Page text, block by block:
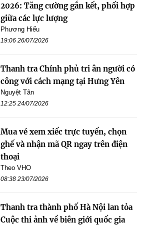
2026: Tăng cường gắn kết, phối hợp
giữa các lực lượng
Phương Hiếu
19:06 26/07/2026
Thanh tra Chính phủ tri ân người có
công với cách mạng tại Hưng Yên
Nguyệt Tân
12:25 24/07/2026
Mua vé xem xiếc trực tuyến, chọn
ghế và nhận mã QR ngay trên điện
thoại
Theo VHO
08:38 23/07/2026
Thanh tra thành phố Hà Nội lan tỏa
Cuộc thi ảnh về biên giới quốc gia